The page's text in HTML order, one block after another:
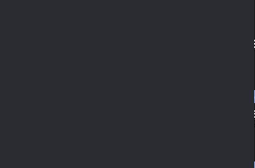
ULTIME
ULTIME NEWS
TRATTA